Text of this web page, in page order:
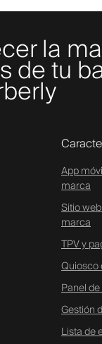
la
de tu
App
marca
Sitio
marca
TPV y
Quiosco
Panel
Gestión
Lista de